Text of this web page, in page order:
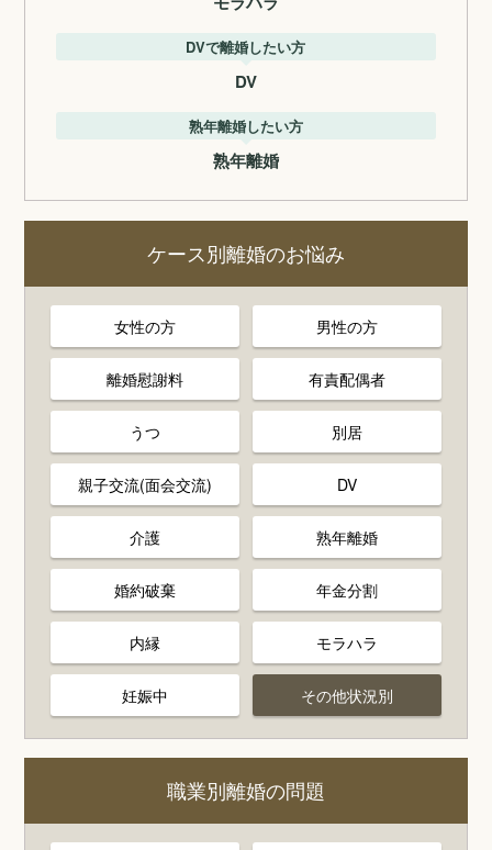
DVで離婚したい方
DV
熟年離婚したい方
熟年離婚
ケース別離婚のお悩み
女性の方 男性の方
離婚慰謝料 有責配偶者
うつ 別居
親子交流(面会交流) DV
介護 熟年離婚
婚約破棄 年金分割
内縁 モラハラ
妊娠中 その他状況別
職業別離婚の問題